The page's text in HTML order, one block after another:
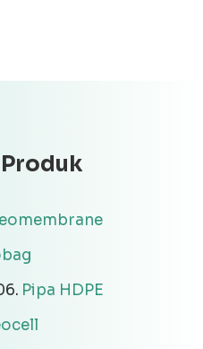
Pipa HDPE